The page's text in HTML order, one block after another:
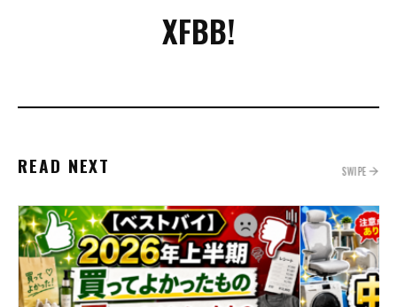
XFBB!
READ NEXT SWIPE